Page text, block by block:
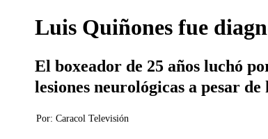
Luis Quiñones fue
El boxeador de 25 años luchó
lesiones neurológicas a pesar
Por: Caracol Televisión